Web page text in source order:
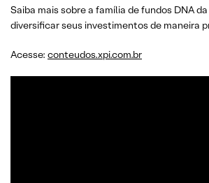
Saiba mais sobre a família de fundos DNA
diversificar seus investimentos de maneira
Acesse: conteudos.xpi.com.br